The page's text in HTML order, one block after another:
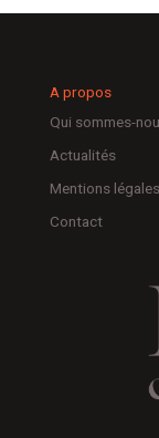
A propos
Qui sommes-
Actualités
Mentions légales
Contact